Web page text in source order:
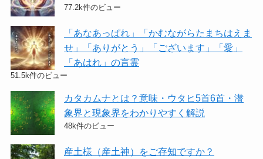
77.2k件のビュー
「あなあっぱれ」「かむながらたまちはえま
せ」「ありがとう」「ございます」「愛」
「あはれ」の言霊
51.5k件のビュー
カタカムナとは？意味・ウタヒ5首6首・潜
象界と現象界をわかりやすく解説
48k件のビュー
産土様（産土神）をご存知ですか？